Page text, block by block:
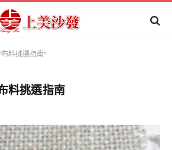
布料挑選指南"
料挑選指南